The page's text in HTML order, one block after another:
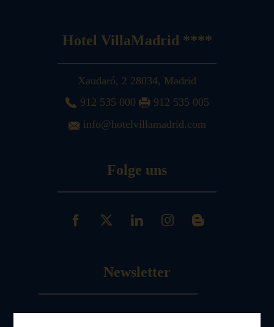
Hotel VillaMadrid ****
Xaudaró, 2 28034, Madrid
912 535 000
912 535 005
info@hotelvillamadrid.com
Folge uns
Newsletter